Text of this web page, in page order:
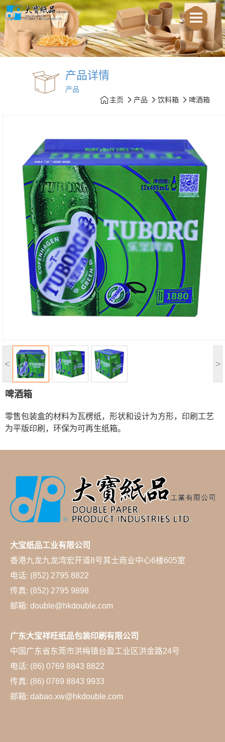
产品详情
产品
主页
产品 饮料箱 啤酒箱
< >
啤酒箱
零售包装盒的材料为瓦楞纸，形状和设计为方形，印刷工艺
为平版印刷，环保为可再生纸箱。
大宝纸品工业有限公司
香港九龙九龙湾宏开道8号其士商业中心6楼605室
电话: (852) 2795 8822
传真: (852) 2795 9898
邮箱: double@hkdouble.com
广东大宝祥旺纸品包装印刷有限公司
中国广东省东莞市洪梅镇台盈工业区洪金路24号
电话: (86) 0769 8843 8822
传真: (86) 0769 8843 9933
邮箱: dabao.xw@hkdouble.com